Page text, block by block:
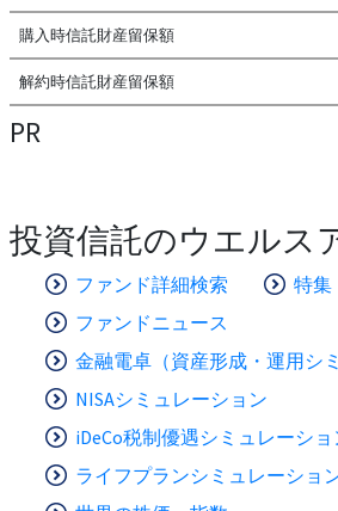
購入時信託財産留保額
解約時信託財産留保額
PR
投資信託のウエルス
ファンド詳細検索
特集
ファンドニュース
金融電卓（資産形成・運用シ
NISAシミュレーション
iDeCo税制優遇シミュレーショ
ライフプランシミュレーショ